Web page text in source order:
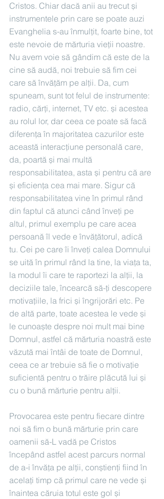
Cristos. Chiar dacă anii au trecut și
instrumentele prin care se poate auzi
Evanghelia s-au înmulțit, foarte bine, tot
este nevoie de mărturia vieții noastre.
Nu avem voie să gândim că este de la
cine să audă, noi trebuie să fim cei
care să învățăm pe alții. Da, cum
spuneam, sunt tot felul de instrumente:
radio, cărți, internet, TV etc. și acestea
au rolul lor, dar ceea ce poate să facă
diferența în majoritatea cazurilor este
această interacțiune personală care,
da, poartă și mai multă
responsabilitatea, asta și pentru că are
și eficiența cea mai mare. Sigur că
responsabilitatea vine în primul rând
din faptul că atunci când înveți pe
altul, primul exemplu pe care acea
persoană îl vede e învățătorul, adică
tu. Cei pe care îi înveți calea Domnului
se uită în primul rând la tine, la viața ta,
la modul îi care te raportezi la alții, la
deciziile tale, încearcă să-ți descopere
motivațiile, la frici și îngrijorări etc. Pe
de altă parte, toate acestea le vede și
le cunoaște despre noi mult mai bine
Domnul, astfel că mărturia noastră este
văzută mai întâi de toate de Domnul,
ceea ce ar trebuie să fie o motivație
suficientă pentru o trăire plăcută lui și
cu o bună mărturie pentru alții.
Provocarea este pentru fiecare dintre
noi să fim o bună mărturie prin care
oamenii să-L vadă pe Cristos
începând astfel acest parcurs normal
de a-i învăța pe alții, conștienți fiind în
acelați timp că primul care ne vede și
înaintea căruia totul este gol și